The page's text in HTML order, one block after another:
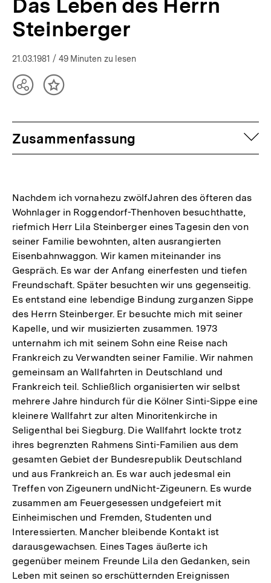
Das Leben des Herrn
Steinberger
21.03.1981 / 49 Minuten zu lesen
TeilenInhalt
Zusammenfassung
Nachdem ich vornahezu zwölfJahren des öfteren das
Wohnlager in Roggendorf-Thenhoven besuchthatte,
riefmich Herr Lila Steinberger eines Tagesin den von
seiner Familie bewohnten, alten ausrangierten
Eisenbahnwaggon. Wir kamen miteinander ins
Gespräch. Es war der Anfang einerfesten und tiefen
Freundschaft. Später besuchten wir uns gegenseitig.
Es entstand eine lebendige Bindung zurganzen Sippe
des Herrn Steinberger. Er besuchte mich mit seiner
Kapelle, und wir musizierten zusammen. 1973
unternahm ich mit seinem Sohn eine Reise nach
Frankreich zu Verwandten seiner Familie. Wir nahmen
gemeinsam an Wallfahrten in Deutschland und
Frankreich teil. Schließlich organisierten wir selbst
mehrere Jahre hindurch für die Kölner Sinti-Sippe eine
kleinere Wallfahrt zur alten Minoritenkirche in
Seligenthal bei Siegburg. Die Wallfahrt lockte trotz
ihres begrenzten Rahmens Sinti-Familien aus dem
gesamten Gebiet der Bundesrepublik Deutschland
und aus Frankreich an. Es war auch jedesmal ein
Treffen von Zigeunern undNicht-Zigeunern. Es wurde
zusammen am Feuergesessen undgefeiert mit
Einheimischen und Fremden, Studenten und
Interessierten. Mancher bleibende Kontakt ist
darausgewachsen. Eines Tages äußerte ich
gegenüber meinem Freunde Lila den Gedanken, sein
Leben mit seinen so erschütternden Ereignissen